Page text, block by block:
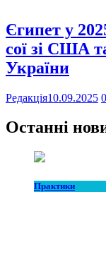
Єгипет у
сої зі США
України
Редакція10.09.2025 0
Останні
Практики